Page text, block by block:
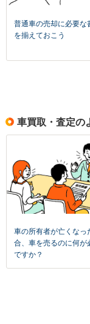
普通車の売却に必要な
を揃えておこう
車買取・査定の
車の所有者が亡くなっ
合、車を売るのに何が
ですか？